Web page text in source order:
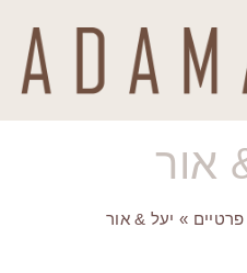
אור
פרטיים » יעל & אור